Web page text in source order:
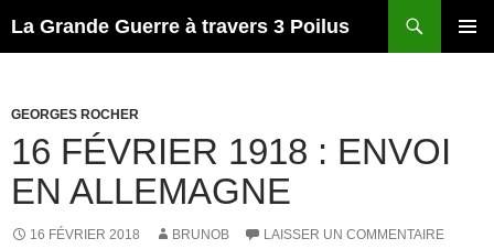
La Grande Guerre à travers 3 Poilus
GEORGES ROCHER
16 FÉVRIER 1918 : ENVOI
EN ALLEMAGNE
16 FÉVRIER 2018 BRUNOB LAISSER UN COMMENTAIRE